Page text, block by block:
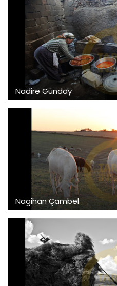
Nadire Günday
Nagihan Çambel